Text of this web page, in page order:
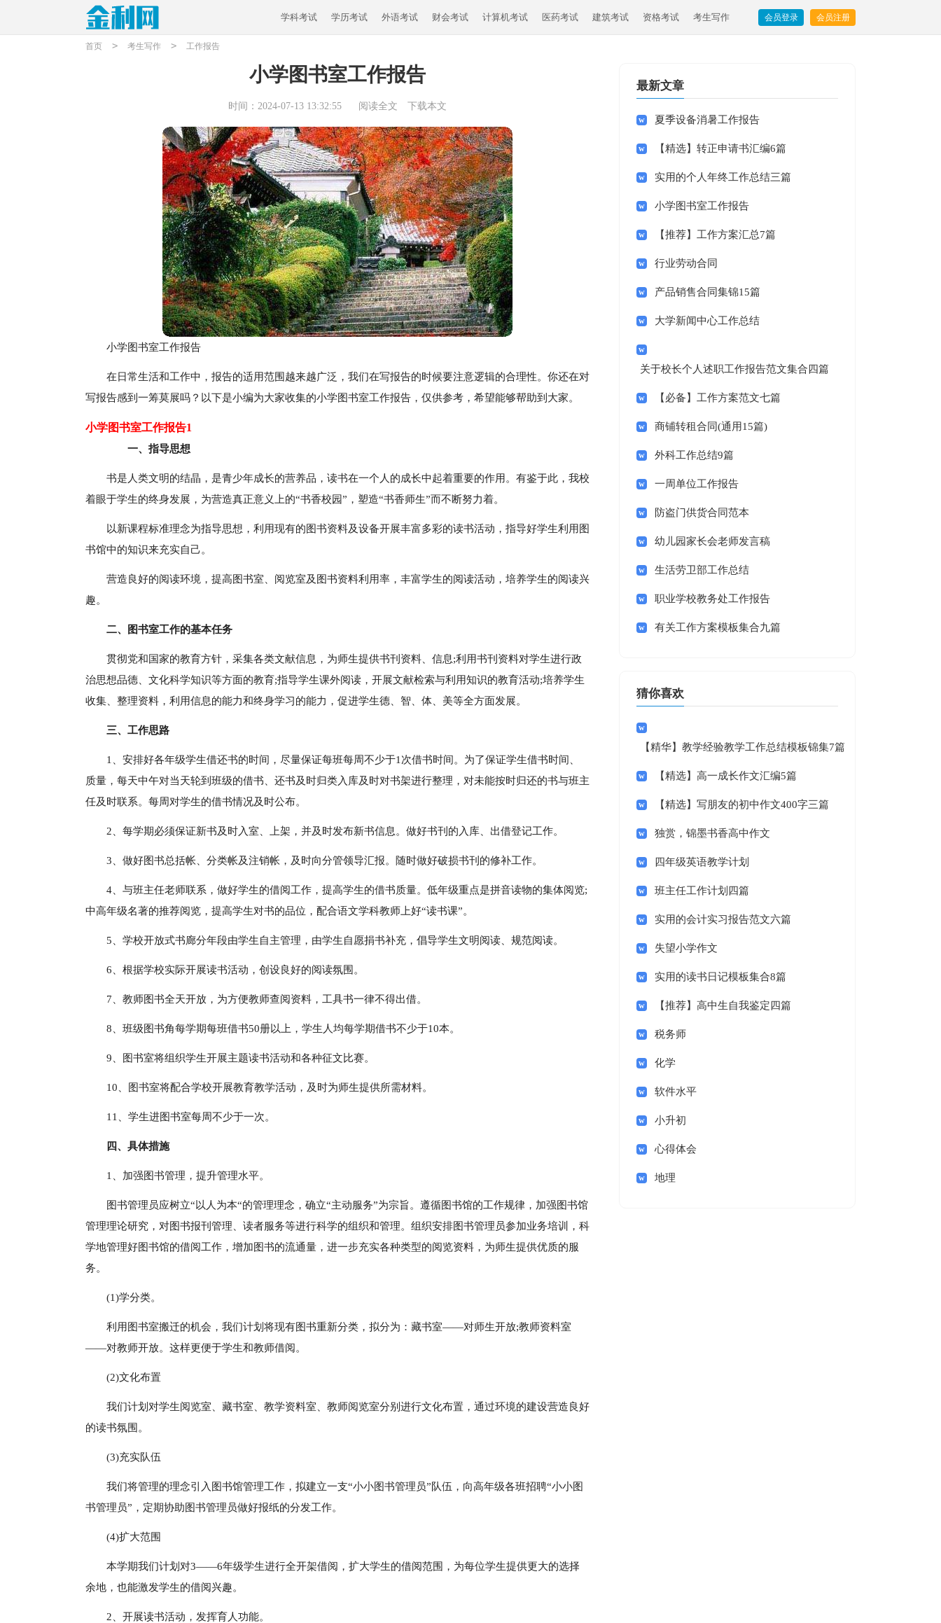
学科考试 学历考试 外语考试 财会考试 计算机考试 医药考试 建筑考试 资格考试 考生写作 会员登录 会员注册
首页 > 考生写作 > 工作报告
小学图书室工作报告
时间：2024-07-13 13:32:55 阅读全文 下载本文
小学图书室工作报告
在日常生活和工作中，报告的适用范围越来越广泛，我们在写报告的时候要注意逻辑的合理性。你还在对
写报告感到一筹莫展吗？以下是小编为大家收集的小学图书室工作报告，仅供参考，希望能够帮助到大家。
小学图书室工作报告1
一、指导思想
书是人类文明的结晶，是青少年成长的营养品，读书在一个人的成长中起着重要的作用。有鉴于此，我校
着眼于学生的终身发展，为营造真正意义上的“书香校园”，塑造“书香师生”而不断努力着。
以新课程标准理念为指导思想，利用现有的图书资料及设备开展丰富多彩的读书活动，指导好学生利用图
书馆中的知识来充实自己。
营造良好的阅读环境，提高图书室、阅览室及图书资料利用率，丰富学生的阅读活动，培养学生的阅读兴
趣。
二、图书室工作的基本任务
贯彻党和国家的教育方针，采集各类文献信息，为师生提供书刊资料、信息;利用书刊资料对学生进行政
治思想品德、文化科学知识等方面的教育;指导学生课外阅读，开展文献检索与利用知识的教育活动;培养学生
收集、整理资料，利用信息的能力和终身学习的能力，促进学生德、智、体、美等全方面发展。
三、工作思路
1、安排好各年级学生借还书的时间，尽量保证每班每周不少于1次借书时间。为了保证学生借书时间、
质量，每天中午对当天轮到班级的借书、还书及时归类入库及时对书架进行整理，对未能按时归还的书与班主
任及时联系。每周对学生的借书情况及时公布。
2、每学期必须保证新书及时入室、上架，并及时发布新书信息。做好书刊的入库、出借登记工作。
3、做好图书总括帐、分类帐及注销帐，及时向分管领导汇报。随时做好破损书刊的修补工作。
4、与班主任老师联系，做好学生的借阅工作，提高学生的借书质量。低年级重点是拼音读物的集体阅览;
中高年级名著的推荐阅览，提高学生对书的品位，配合语文学科教师上好“读书课”。
5、学校开放式书廊分年段由学生自主管理，由学生自愿捐书补充，倡导学生文明阅读、规范阅读。
6、根据学校实际开展读书活动，创设良好的阅读氛围。
7、教师图书全天开放，为方便教师查阅资料，工具书一律不得出借。
8、班级图书角每学期每班借书50册以上，学生人均每学期借书不少于10本。
9、图书室将组织学生开展主题读书活动和各种征文比赛。
10、图书室将配合学校开展教育教学活动，及时为师生提供所需材料。
11、学生进图书室每周不少于一次。
四、具体措施
1、加强图书管理，提升管理水平。
图书管理员应树立“以人为本“的管理理念，确立“主动服务”为宗旨。遵循图书馆的工作规律，加强图书馆
管理理论研究，对图书报刊管理、读者服务等进行科学的组织和管理。组织安排图书管理员参加业务培训，科
学地管理好图书馆的借阅工作，增加图书的流通量，进一步充实各种类型的阅览资料，为师生提供优质的服
务。
(1)学分类。
利用图书室搬迁的机会，我们计划将现有图书重新分类，拟分为：藏书室——对师生开放;教师资料室
——对教师开放。这样更便于学生和教师借阅。
(2)文化布置
我们计划对学生阅览室、藏书室、教学资料室、教师阅览室分别进行文化布置，通过环境的建设营造良好
的读书氛围。
(3)充实队伍
我们将管理的理念引入图书馆管理工作，拟建立一支“小小图书管理员”队伍，向高年级各班招聘“小小图
书管理员”，定期协助图书管理员做好报纸的分发工作。
(4)扩大范围
本学期我们计划对3——6年级学生进行全开架借阅，扩大学生的借阅范围，为每位学生提供更大的选择
余地，也能激发学生的借阅兴趣。
2、开展读书活动，发挥育人功能。
最新文章
夏季设备消暑工作报告
【精选】转正申请书汇编6篇
实用的个人年终工作总结三篇
小学图书室工作报告
【推荐】工作方案汇总7篇
行业劳动合同
产品销售合同集锦15篇
大学新闻中心工作总结
关于校长个人述职工作报告范文集合四篇
【必备】工作方案范文七篇
商铺转租合同(通用15篇)
外科工作总结9篇
一周单位工作报告
防盗门供货合同范本
幼儿园家长会老师发言稿
生活劳卫部工作总结
职业学校教务处工作报告
有关工作方案模板集合九篇
猜你喜欢
【精华】教学经验教学工作总结模板锦集7篇
【精选】高一成长作文汇编5篇
【精选】写朋友的初中作文400字三篇
独赏，锦墨书香高中作文
四年级英语教学计划
班主任工作计划四篇
实用的会计实习报告范文六篇
失望小学作文
实用的读书日记模板集合8篇
【推荐】高中生自我鉴定四篇
税务师
化学
软件水平
小升初
心得体会
地理